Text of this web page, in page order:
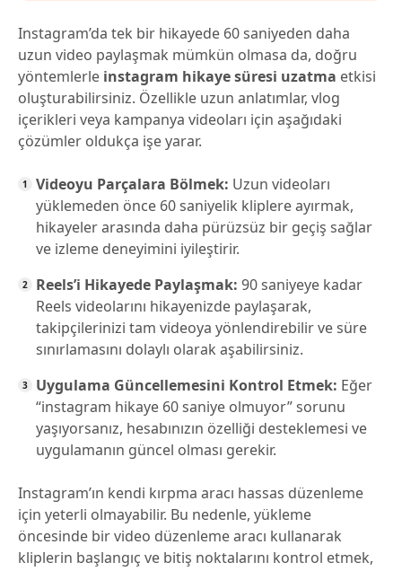
Instagram’da tek bir hikayede 60 saniyeden daha
uzun video paylaşmak mümkün olmasa da, doğru
yöntemlerle instagram hikaye süresi uzatma etkisi
oluşturabilirsiniz. Özellikle uzun anlatımlar, vlog
içerikleri veya kampanya videoları için aşağıdaki
çözümler oldukça işe yarar.
Videoyu Parçalara Bölmek: Uzun videoları
yüklemeden önce 60 saniyelik kliplere ayırmak,
hikayeler arasında daha pürüzsüz bir geçiş sağlar
ve izleme deneyimini iyileştirir.
Reels’i Hikayede Paylaşmak: 90 saniyeye kadar
Reels videolarını hikayenizde paylaşarak,
takipçilerinizi tam videoya yönlendirebilir ve süre
sınırlamasını dolaylı olarak aşabilirsiniz.
Uygulama Güncellemesini Kontrol Etmek: Eğer
“instagram hikaye 60 saniye olmuyor” sorunu
yaşıyorsanız, hesabınızın özelliği desteklemesi ve
uygulamanın güncel olması gerekir.
Instagram’ın kendi kırpma aracı hassas düzenleme
için yeterli olmayabilir. Bu nedenle, yükleme
öncesinde bir video düzenleme aracı kullanarak
kliplerin başlangıç ve bitiş noktalarını kontrol etmek,